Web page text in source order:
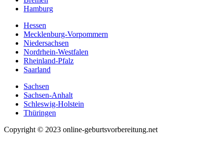
Hamburg
Hessen
Mecklenburg-Vorpommern
Niedersachsen
Nordrhein-Westfalen
Rheinland-Pfalz
Saarland
Sachsen
Sachsen-Anhalt
Schleswig-Holstein
Thüringen
Copyright © 2023 online-geburtsvorbereitung.net